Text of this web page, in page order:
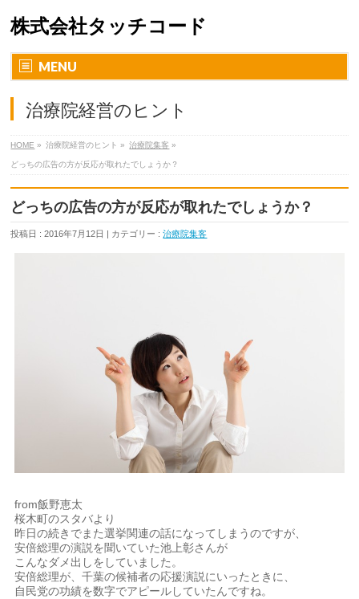
株式会社タッチコード
MENU
治療院経営のヒント
HOME » 治療院経営のヒント » 治療院集客 »
どっちの広告の方が反応が取れたでしょうか？
どっちの広告の方が反応が取れたでしょうか？
投稿日 : 2016年7月12日 | カテゴリー :治療院集客
from飯野恵太
桜木町のスタバより
昨日の続きでまた選挙関連の話になってしまうのですが、
安倍総理の演説を聞いていた池上彰さんが
こんなダメ出しをしていました。
安倍総理が、千葉の候補者の応援演説にいったときに、
自民党の功績を数字でアピールしていたんですね。